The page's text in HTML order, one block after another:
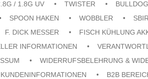
/ 1.8G UV TWISTER
SPOON HAKEN WOBBLER
F. DICK MESSER FISCH KÜHLUNG
INFORMATIONEN
WIDERRUFSBELEHRUNG &
B2B